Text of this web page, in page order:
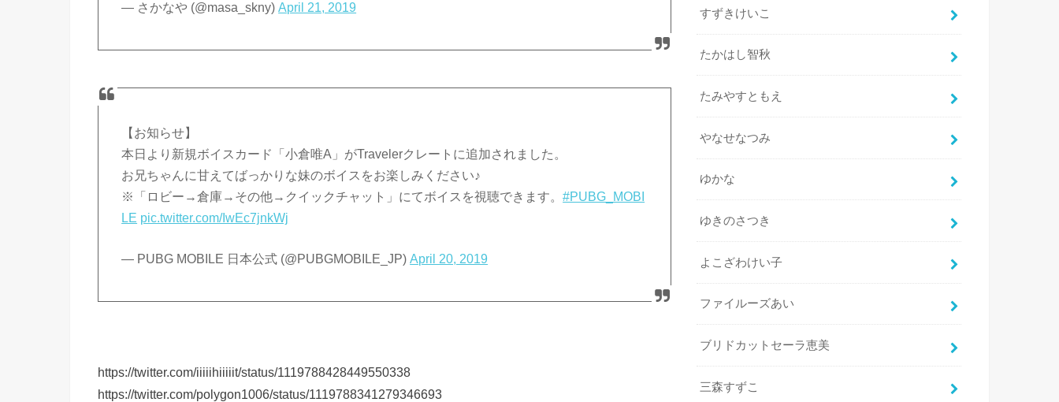
— さかなや (@masa_skny)April 21, 2019
【お知らせ】
本日より新規ボイスカード「小倉唯A」がTravelerクレートに追加されました。
お兄ちゃんに甘えてばっかりな妹のボイスをお楽しみください♪
※「ロビー→倉庫→その他→クイックチャット」にてボイスを視聴できます。#PUBG_MOBI
LE pic.twitter.com/IwEc7jnkWj
— PUBG MOBILE 日本公式 (@PUBGMOBILE_JP)April 20, 2019
https://twitter.com/iiiiihiiiiit/status/1119788428449550338
https://twitter.com/polygon1006/status/1119788341279346693
すずきけいこ
たかはし智秋
たみやすともえ
やなせなつみ
ゆかな
ゆきのさつき
よこざわけい子
ファイルーズあい
ブリドカットセーラ恵美
三森すずこ